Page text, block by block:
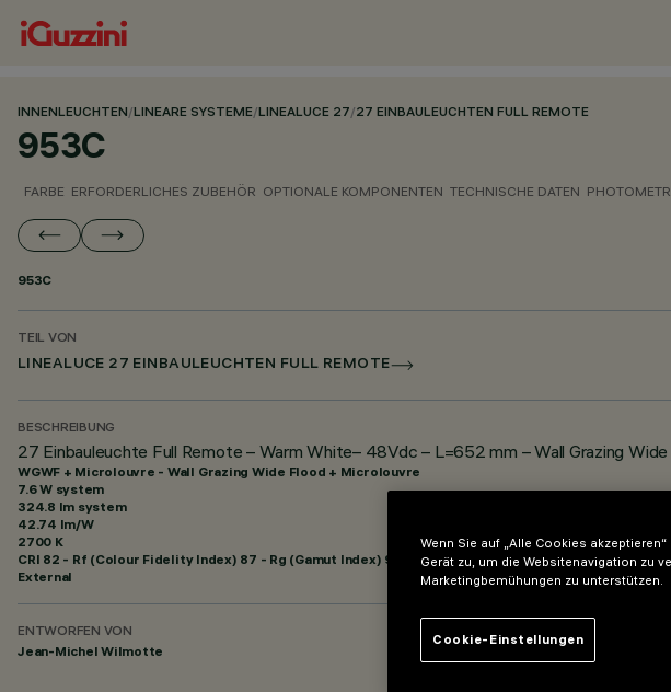
INNENLEUCHTEN/LINEARE SYSTEME/LINEALUCE 27/27 EINBAULEUCHTEN FULL REMOTE
953C
FARBE ERFORDERLICHES ZUBEHÖR OPTIONALE KOMPONENTEN TECHNISCHE DATEN
953C
TEIL VON
LINEALUCE 27 EINBAULEUCHTEN FULL REMOTE
BESCHREIBUNG
27 Einbauleuchte Full Remote – Warm White– 48Vdc – L=652 mm – Wall Grazing
WGWF + Microlouvre - Wall Grazing Wide Flood + Microlouvre
7.6 W system
324.8 lm system
42.74 lm/W
2700 K
CRI 82 - Rf (Colour Fidelity Index) 87 - Rg (Gamut Index) 95
External
ENTWORFEN VON
Jean-Michel Wilmotte
Wenn Sie auf „Alle Cookies
Gerät zu, um die Websitenavigation zu
Marketingbemühungen zu unterstützen.
Cookie-Einstellungen